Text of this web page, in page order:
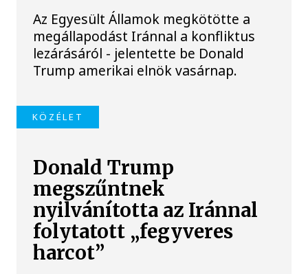
Az Egyesült Államok megkötötte a
megállapodást Iránnal a konfliktus
lezárásáról - jelentette be Donald
Trump amerikai elnök vasárnap.
KÖZÉLET
Donald Trump
megszűntnek
nyilvánította az Iránnal
folytatott „fegyveres
harcot”